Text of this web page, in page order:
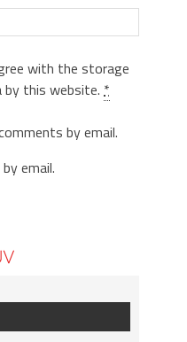
with the storage
by this website. *
by email.
email.